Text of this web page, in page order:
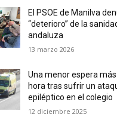
El PSOE de Manilva
“deterioro” de la
andaluza
13 marzo 2026
Una menor espera
hora tras sufrir un
epiléptico en el colegio
12 diciembre 2025